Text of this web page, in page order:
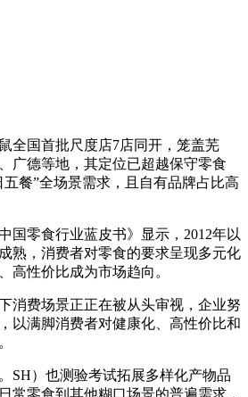
国首批尺度店7店同开，笼盖芜
广德等地，其定位已超越保守零食
餐”全场景需求，且自有品牌占比高
零食行业蓝皮书》显示，2012年以
熟，消费者对零食的要求呈现多元化
高性价比成为市场趋向。
费场景正正在被从头审视，企业努
以满脚消费者对健康化、高性价比和
）也测验考试拓展多样化产物品
常零食到其他糊口场景的普遍需求，